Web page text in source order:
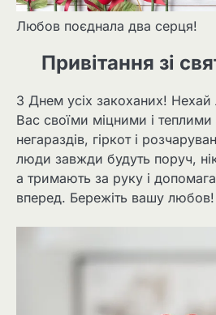
Любов поєднала два серця!
Привітання зі
З Днем усіх закоханих! Нехай
Вас своїми міцними і теплими
негараздів, гіркот і
люди завжди будуть поруч,
а тримають за руку і
вперед. Бережіть вашу любов!